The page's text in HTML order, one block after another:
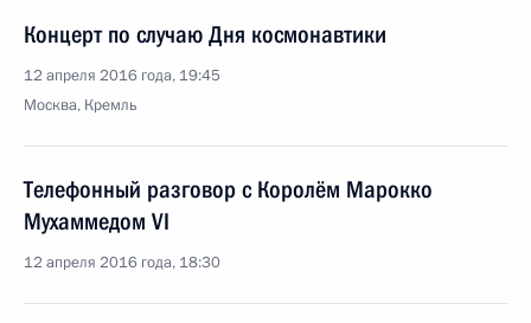
Концерт по случаю Дня космонавтики
12 апреля 2016 года, 19:45
Москва, Кремль
Телефонный разговор с Королём Марокко
Мухаммедом VI
12 апреля 2016 года, 18:30